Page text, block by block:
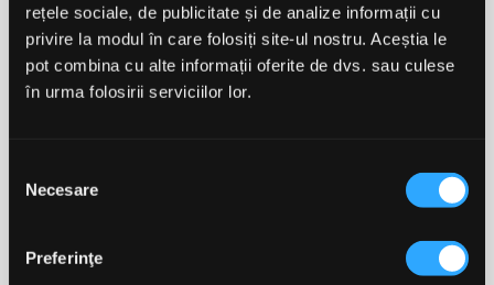
rețele sociale, de publicitate și de analize informații cu
privire la modul în care folosiți site-ul nostru. Aceștia le
pot combina cu alte informații oferite de dvs. sau culese
în urma folosirii serviciilor lor.
consimțământului
Necesare
Preferinţe
110,00 lei 99,00 lei
-20% favorite_border